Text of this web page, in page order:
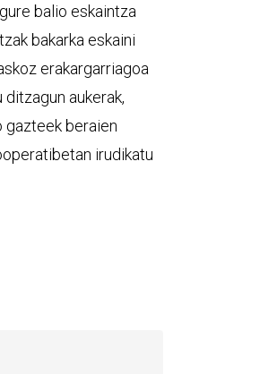
balio eskaintza
bakarka eskaini
erakargarriagoa
aukerak,
gazteek beraien
irudikatu